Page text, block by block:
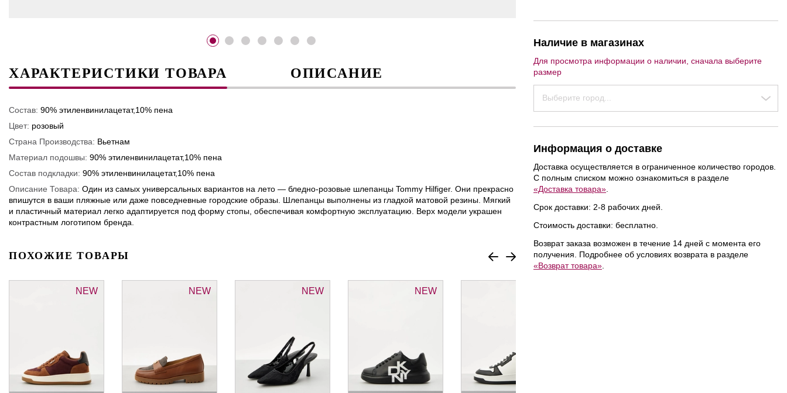
ХАРАКТЕРИСТИКИ ТОВАРА ОПИСАНИЕ
Состав: 90% этиленвинилацетат,10% пена
Цвет: розовый
Страна Производства: Вьетнам
Материал подошвы: 90% этиленвинилацетат,10% пена
Состав подкладки: 90% этиленвинилацетат,10% пена
Описание Товара: Один из самых универсальных вариантов на лето — бледно-розовые шлепанцы Tommy Hilfiger. Они прекрасно
впишутся в ваши пляжные или даже повседневные городские образы. Шлепанцы выполнены из гладкой матовой резины. Мягкий
и пластичный материал легко адаптируется под форму стопы, обеспечивая комфортную эксплуатацию. Верх модели украшен
контрастным логотипом бренда.
ПОХОЖИЕ ТОВАРЫ
NEW NEW NEW NEW
Наличие в магазинах
Для просмотра информации о наличии, сначала выберите
размер
Выберите город...
Информация о доставке
Доставка осуществляется в ограниченное количество городов.
С полным списком можно ознакомиться в разделе
«Доставка товара»
Срок доставки: 2-8 рабочих дней.
Стоимость доставки: бесплатно.
Возврат заказа возможен в течение 14 дней с момента его
получения. Подробнее об условиях возврата в разделе
«Возврат товара»